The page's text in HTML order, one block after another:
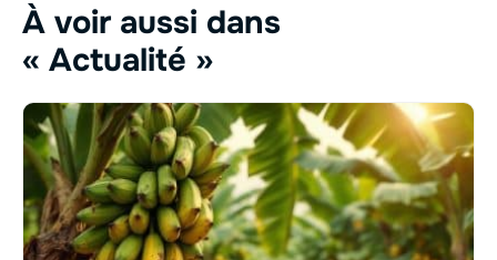
À voir aussi dans
« Actualité »